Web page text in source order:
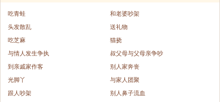
吃青蛙
和老婆吵架
头发散乱
送礼物
吃芝麻
猫挠
与情人发生争执
叔父母与父母亲争吵
到亲戚家作客
别人家奔丧
光脚丫
与家人团聚
跟人吵架
别人鼻子流血